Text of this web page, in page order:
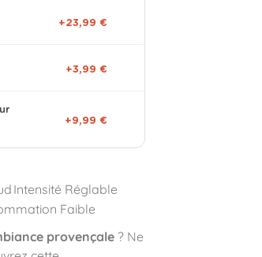
+23,99 €
+3,99 €
+9,99 €
Intensité Réglable
Faible
provençale? Ne